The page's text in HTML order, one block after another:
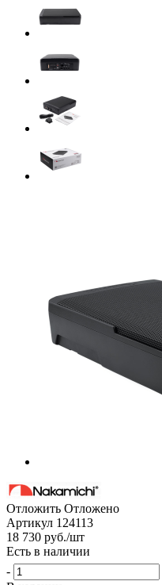
Отложить Отложено
Артикул 124113
18 730 руб./шт
Есть в наличии
-